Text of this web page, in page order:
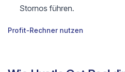
Stornos führen.
Profit-Rechner nutzen